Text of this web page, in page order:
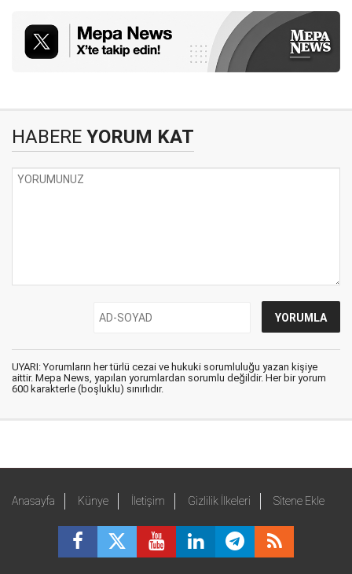
HABERE YORUM KAT
UYARI: Yorumların her türlü cezai ve hukuki sorumluluğu yazan kişiye
aittir. Mepa News, yapılan yorumlardan sorumlu değildir. Her bir yorum
600 karakterle (boşluklu) sınırlıdır.
Anasayfa Künye İletişim Gizlilik İlkeleri Sitene Ekle